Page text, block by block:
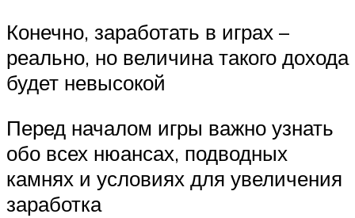
Конечно, заработать в играх –
реально, но величина такого дохода
будет невысокой
Перед началом игры важно узнать
обо всех нюансах, подводных
камнях и условиях для увеличения
заработка